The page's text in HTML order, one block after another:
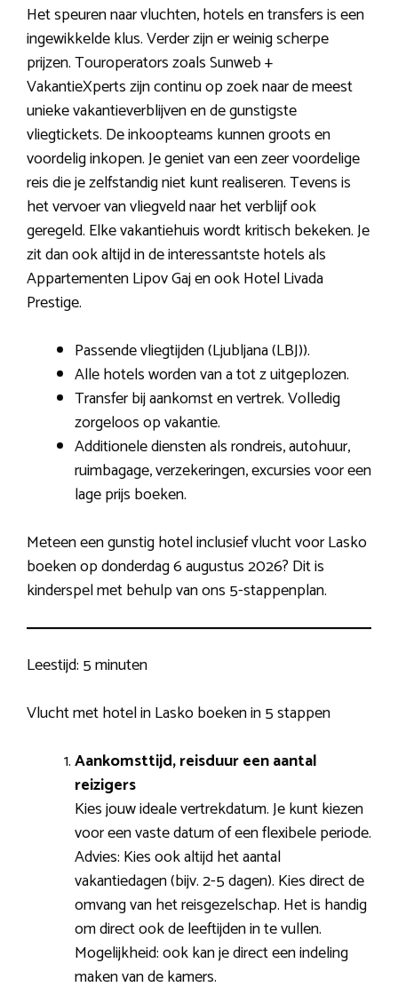
Het speuren naar vluchten, hotels en transfers is een
ingewikkelde klus. Verder zijn er weinig scherpe
prijzen. Touroperators zoals Sunweb +
VakantieXperts zijn continu op zoek naar de meest
unieke vakantieverblijven en de gunstigste
vliegtickets. De inkoopteams kunnen groots en
voordelig inkopen. Je geniet van een zeer voordelige
reis die je zelfstandig niet kunt realiseren. Tevens is
het vervoer van vliegveld naar het verblijf ook
geregeld. Elke vakantiehuis wordt kritisch bekeken. Je
zit dan ook altijd in de interessantste hotels als
Appartementen Lipov Gaj en ook Hotel Livada
Prestige.
Passende vliegtijden (Ljubljana (LBJ)).
Alle hotels worden van a tot z uitgeplozen.
Transfer bij aankomst en vertrek. Volledig
zorgeloos op vakantie.
Additionele diensten als rondreis, autohuur,
ruimbagage, verzekeringen, excursies voor een
lage prijs boeken.
Meteen een gunstig hotel inclusief vlucht voor Lasko
boeken op donderdag 6 augustus 2026? Dit is
kinderspel met behulp van ons 5-stappenplan.
Leestijd: 5 minuten
Vlucht met hotel in Lasko boeken in 5 stappen
Aankomsttijd, reisduur een aantal
reizigers
Kies jouw ideale vertrekdatum. Je kunt kiezen
voor een vaste datum of een flexibele periode.
Advies: Kies ook altijd het aantal
vakantiedagen (bijv. 2-5 dagen). Kies direct de
omvang van het reisgezelschap. Het is handig
om direct ook de leeftijden in te vullen.
Mogelijkheid: ook kan je direct een indeling
maken van de kamers.